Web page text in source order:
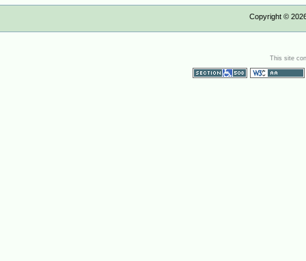
Copyright ©
This site